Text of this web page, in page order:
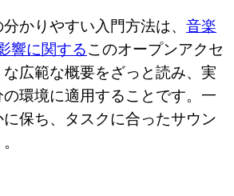
かりやすい入門方法は、 音楽
響に関するこのオープンアクセ
広範な概要をざっと読み、実
環境に適用することです。一
保ち、タスクに合ったサウン